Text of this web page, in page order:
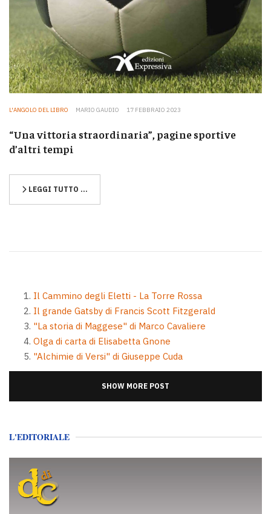
L'ANGOLO DEL LIBRO MARIO GAUDIO 17 FEBBRAIO 2023
“Una vittoria straordinaria”, pagine sportive
d’altri tempi
LEGGI TUTTO …
Il Cammino degli Eletti - La Torre Rossa
Il grande Gatsby di Francis Scott Fitzgerald
"La storia di Maggese" di Marco Cavaliere
Olga di carta di Elisabetta Gnone
"Alchimie di Versi" di Giuseppe Cuda
SHOW MORE POST
L'EDITORIALE